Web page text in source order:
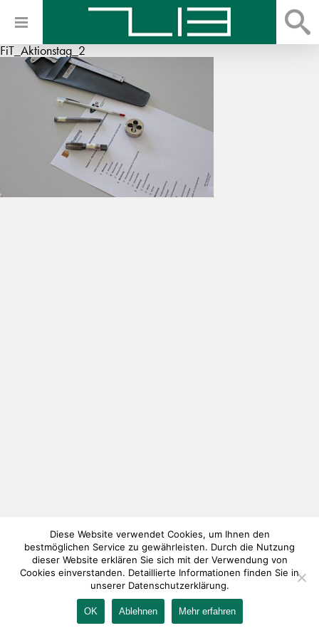
FiT_Aktionstag_2
IMPRESSUM KONTAKT AGB DATENSCHUTZ
Diese Website verwendet Cookies, um Ihnen den
bestmöglichen Service zu gewährleisten. Durch die Nutzung
dieser Website erklären Sie sich mit der Verwendung von
Cookies einverstanden. Detaillierte Informationen finden Sie in
unserer Datenschutzerklärung.
OK Ablehnen Mehr erfahren